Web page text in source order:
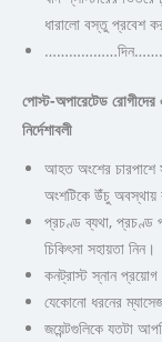
ধারালো বস্তু প্রবেশ
পোস্ট-অপারেটেড রোগীদের
নির্দেশাবলী
আহত অংশের
অংশটিকে উঁচু অবস্থায়
প্রচণ্ড ব্যথা, প্রচণ্ড
চিকিৎসা সহায়তা নিন।
কনট্রাস্ট স্নান
যেকোনো ধরনের
জয়েন্টগুলিকে যতটা